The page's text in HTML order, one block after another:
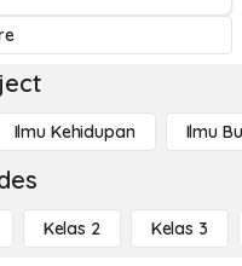
Ilmu Kehidupan Ilmu
Kelas 2 Kelas 3